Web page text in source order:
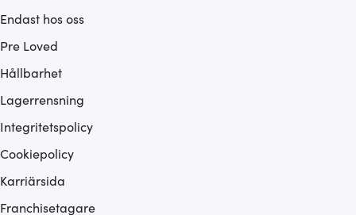
Endast hos oss
Pre Loved
Hållbarhet
Lagerrensning
Integritetspolicy
Cookiepolicy
Karriärsida
Franchisetagare